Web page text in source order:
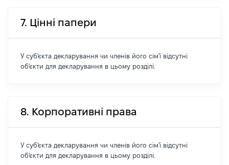
7. Цінні папери
У суб'єкта декларування чи членів його сім'ї відсутні
об'єкти для декларування в цьому розділі.
8. Корпоративні права
У суб'єкта декларування чи членів його сім'ї відсутні
об'єкти для декларування в цьому розділі.